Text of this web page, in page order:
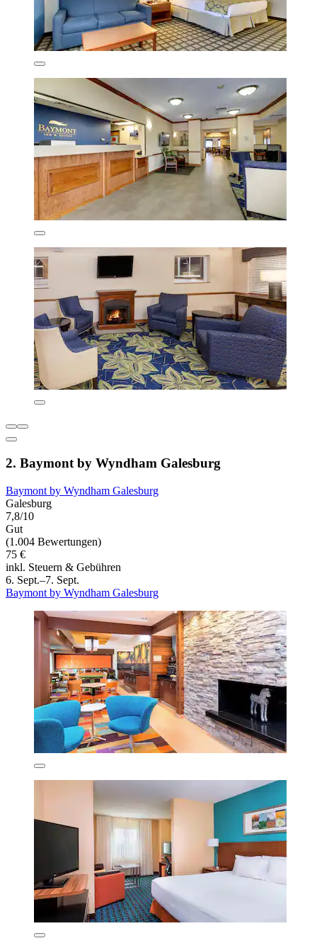
2. Baymont by Wyndham Galesburg
Baymont by Wyndham Galesburg
Galesburg
7,8/10
Gut
(1.004 Bewertungen)
75 €
inkl. Steuern & Gebühren
6. Sept.–7. Sept.
Baymont by Wyndham Galesburg